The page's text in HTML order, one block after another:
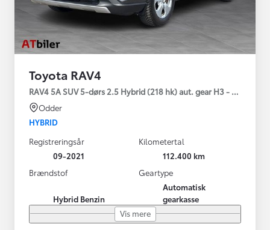
Toyota RAV4
RAV4 5A SUV 5-dørs 2.5 Hybrid (218 hk) aut. gear H3 - Comfort
Odder
HYBRID
Registreringsår
09-2021
Kilometertal
112.400 km
Brændstof
Hybrid Benzin
Geartype
Automatisk
gearkasse
Vis mere